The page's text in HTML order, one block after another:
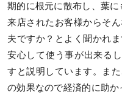
期的に根元に散布し、葉に
来店されたお客様からそ
夫ですか？とよく聞かれ
安心して使う事が出来る
すと説明しています。ま
の効果なので経済的に助か